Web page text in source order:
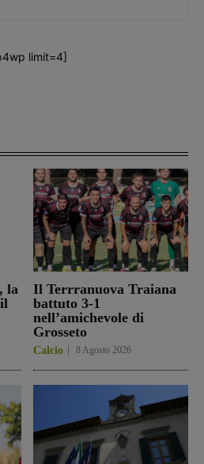
la
Il Terrranuova Traiana
battuto 3-1
nell’amichevole di
Grosseto
Calcio 8 Agosto 2026
limit=4]